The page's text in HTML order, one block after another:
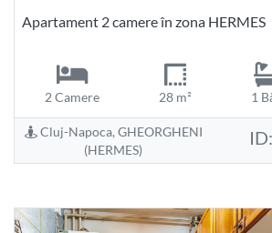
Apartament 2 camere în zona HERMES
2 Camere 28 m² 1
Cluj-Napoca, GHEORGHENI
(HERMES)